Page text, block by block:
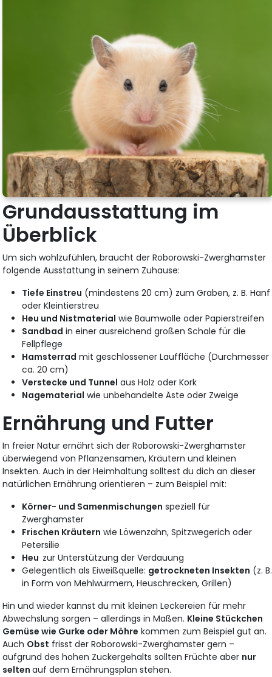
Grundausstattung im
Überblick
Um sich wohlzufühlen, braucht der Roborowski-Zwerghamster
folgende Ausstattung in seinem Zuhause:
Tiefe Einstreu (mindestens 20 cm) zum Graben, z. B. Hanf
oder Kleintierstreu
Heu und Nistmaterial wie Baumwolle oder Papierstreifen
Sandbad in einer ausreichend großen Schale für die
Fellpflege
Hamsterrad mit geschlossener Lauffläche (Durchmesser
ca. 20 cm)
Verstecke und Tunnel aus Holz oder Kork
Nagematerial wie unbehandelte Äste oder Zweige
Ernährung und Futter
In freier Natur ernährt sich der Roborowski-Zwerghamster
überwiegend von Pflanzensamen, Kräutern und kleinen
Insekten. Auch in der Heimhaltung solltest du dich an dieser
natürlichen Ernährung orientieren – zum Beispiel mit:
Körner- und Samenmischungen speziell für
Zwerghamster
Frischen Kräutern wie Löwenzahn, Spitzwegerich oder
Petersilie
Heu zur Unterstützung der Verdauung
Gelegentlich als Eiweißquelle: getrockneten Insekten (z. B.
in Form von Mehlwürmern, Heuschrecken, Grillen)
Hin und wieder kannst du mit kleinen Leckereien für mehr
Abwechslung sorgen – allerdings in Maßen. Kleine Stückchen
Gemüse wie Gurke oder Möhre kommen zum Beispiel gut an.
Auch Obst frisst der Roborowski-Zwerghamster gern –
aufgrund des hohen Zuckergehalts sollten Früchte aber nur
seltenauf dem Ernährungsplan stehen.